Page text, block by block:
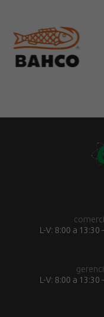
L-V: 8:00 a
L-V: 8:00 a